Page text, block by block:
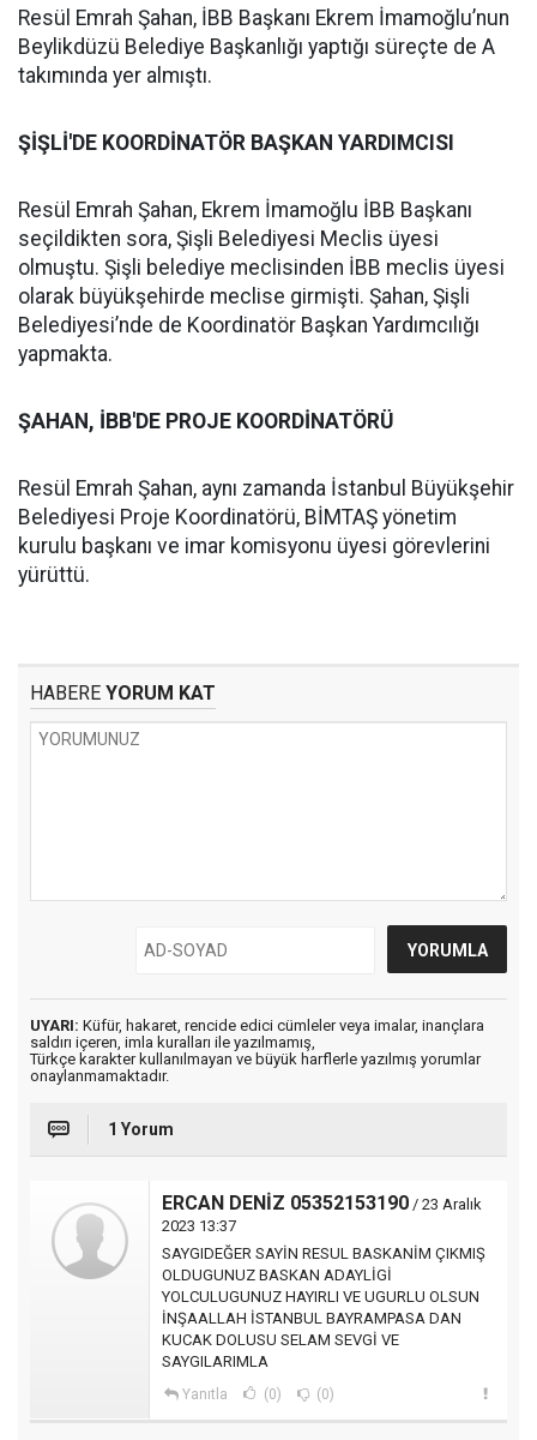
Resül Emrah Şahan, İBB Başkanı Ekrem İmamoğlu’nun
Beylikdüzü Belediye Başkanlığı yaptığı süreçte de A
takımında yer almıştı.
ŞİŞLİ'DE KOORDİNATÖR BAŞKAN YARDIMCISI
Resül Emrah Şahan, Ekrem İmamoğlu İBB Başkanı
seçildikten sora, Şişli Belediyesi Meclis üyesi
olmuştu. Şişli belediye meclisinden İBB meclis üyesi
olarak büyükşehirde meclise girmişti. Şahan, Şişli
Belediyesi’nde de Koordinatör Başkan Yardımcılığı
yapmakta.
ŞAHAN, İBB'DE PROJE KOORDİNATÖRÜ
Resül Emrah Şahan, aynı zamanda İstanbul Büyükşehir
Belediyesi Proje Koordinatörü, BİMTAŞ yönetim
kurulu başkanı ve imar komisyonu üyesi görevlerini
yürüttü.
HABERE YORUM KAT
UYARI: Küfür, hakaret, rencide edici cümleler veya imalar, inançlara
saldırı içeren, imla kuralları ile yazılmamış,
Türkçe karakter kullanılmayan ve büyük harflerle yazılmış yorumlar
onaylanmamaktadır.
1 Yorum
ERCAN DENİZ 05352153190 / 23 Aralık
2023 13:37
SAYGIDEĞER SAYİN RESUL BASKANİM ÇIKMIŞ
OLDUGUNUZ BASKAN ADAYLİGİ
YOLCULUGUNUZ HAYIRLI VE UGURLU OLSUN
İNŞAALLAH İSTANBUL BAYRAMPASA DAN
KUCAK DOLUSU SELAM SEVGİ VE
SAYGILARIMLA
Yanıtla (0) (0)